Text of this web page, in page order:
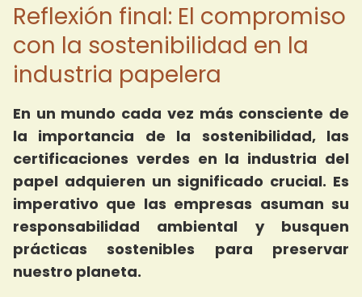
Reflexión final: El compromiso
con la sostenibilidad en la
industria papelera
En un mundo cada vez más consciente de
la importancia de la sostenibilidad, las
certificaciones verdes en la industria del
papel adquieren un significado crucial. Es
imperativo que las empresas asuman su
responsabilidad ambiental y busquen
prácticas sostenibles para preservar
nuestro planeta.